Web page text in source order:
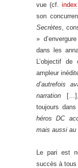
vue (cf.
son
Secrètes ,
»
dans les
L’objectif
ampleur
d’autrefois
narration […],
toujours
héros DC
mais aussi au
Le pari est
succès à